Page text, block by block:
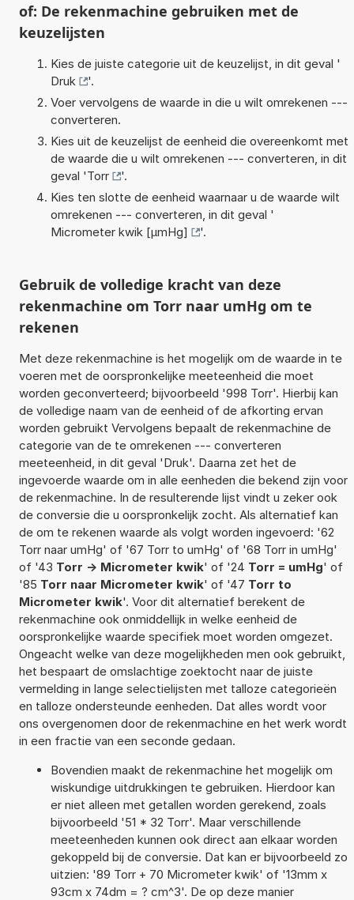
of: De rekenmachine gebruiken met de
keuzelijsten
Kies de juiste categorie uit de keuzelijst, in dit geval '
Druk
'.
Voer vervolgens de waarde in die u wilt omrekenen ---
converteren.
Kies uit de keuzelijst de eenheid die overeenkomt met
de waarde die u wilt omrekenen --- converteren, in dit
geval 'Torr
'.
Kies ten slotte de eenheid waarnaar u de waarde wilt
omrekenen --- converteren, in dit geval '
Micrometer kwik [µmHg]
'.
Gebruik de volledige kracht van deze
rekenmachine om Torr naar umHg om te
rekenen
Met deze rekenmachine is het mogelijk om de waarde in te
voeren met de oorspronkelijke meeteenheid die moet
worden geconverteerd; bijvoorbeeld '998 Torr'. Hierbij kan
de volledige naam van de eenheid of de afkorting ervan
worden gebruikt Vervolgens bepaalt de rekenmachine de
categorie van de te omrekenen --- converteren
meeteenheid, in dit geval 'Druk'. Daarna zet het de
ingevoerde waarde om in alle eenheden die bekend zijn voor
de rekenmachine. In de resulterende lijst vindt u zeker ook
de conversie die u oorspronkelijk zocht. Als alternatief kan
de om te rekenen waarde als volgt worden ingevoerd: '62
Torr naar umHg' of '67 Torr to umHg' of '68 Torr in umHg'
of '43 Torr -> Micrometer kwik' of '24 Torr = umHg' of
'85 Torr naar Micrometer kwik' of '47 Torr to
Micrometer kwik'. Voor dit alternatief berekent de
rekenmachine ook onmiddellijk in welke eenheid de
oorspronkelijke waarde specifiek moet worden omgezet.
Ongeacht welke van deze mogelijkheden men ook gebruikt,
het bespaart de omslachtige zoektocht naar de juiste
vermelding in lange selectielijsten met talloze categorieën
en talloze ondersteunde eenheden. Dat alles wordt voor
ons overgenomen door de rekenmachine en het werk wordt
in een fractie van een seconde gedaan.
Bovendien maakt de rekenmachine het mogelijk om
wiskundige uitdrukkingen te gebruiken. Hierdoor kan
er niet alleen met getallen worden gerekend, zoals
bijvoorbeeld '51 * 32 Torr'. Maar verschillende
meeteenheden kunnen ook direct aan elkaar worden
gekoppeld bij de conversie. Dat kan er bijvoorbeeld zo
uitzien: '89 Torr + 70 Micrometer kwik' of '13mm x
93cm x 74dm = ? cm^3'. De op deze manier